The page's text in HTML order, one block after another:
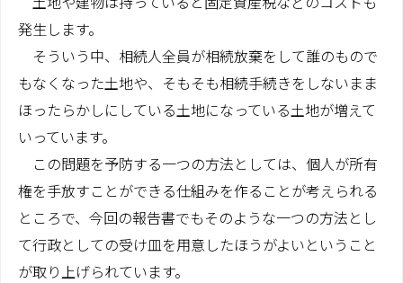
発生します。
そういう中、相続人全員が相続放棄をして誰のもので
もなくなった土地や、そもそも相続手続きをしないまま
ほったらかしにしている土地になっている土地が増えて
いっています。
この問題を予防する一つの方法としては、個人が所有
権を手放すことができる仕組みを作ることが考えられる
ところで、今回の報告書でもそのような一つの方法とし
て行政としての受け皿を用意したほうがよいということ
が取り上げられています。